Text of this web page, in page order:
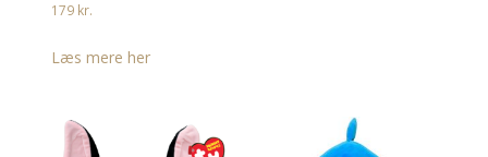
179 kr.
Læs mere her